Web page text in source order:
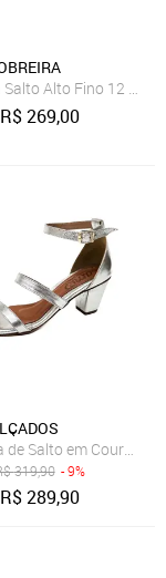
Salto Alto Fino 12 cm
R$269,00
Prata Mod. 2232
de Salto em Couro
319,90 - 9%
R$289,90